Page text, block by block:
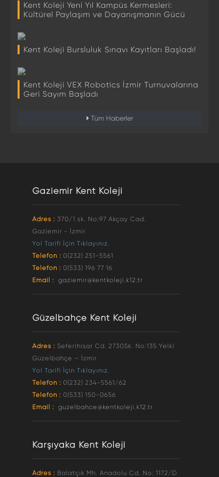
Kent Koleji Yeni Yıl Kampüs Kermesleri:
Kültürel Paylaşım ve Dayanışmanın Gücü
Kent Koleji Bursluluk Sınavı Kayıtları Başladı!
Kent Koleji VEX Robotics İzmir Turnuvalarına
Geri Sayım Başladı
Tüm Haberler
Gaziemir Kent Koleji
Adres : 370/1 sk. No:97 Akçay Cad.
Gaziemir - İzmir
Yol Tarifi İçin Tıklayınız.
Telefon : 0(232) 251-5561
Telefon : 0(533) 196 77 16
Email : gaziemir@kentkoleji.k12.tr
Güzelbahçe Kent Koleji
Adres : Seferihisar Cd. 2730Sk. No:135 Yelki
Güzelbahçe – İzmir
Yol Tarifi İçin Tıklayınız.
Telefon : 0(232) 234-5561/62
Telefon : 0(533) 150-0656
Email : guzelbahce@kentkoleji.k12.tr
Karşıyaka Kent Koleji
Adres : Balatçık Mh. Anadolu Cd. No: 1172/D